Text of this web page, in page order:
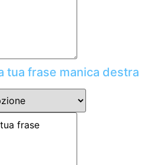
tua frase manica destra